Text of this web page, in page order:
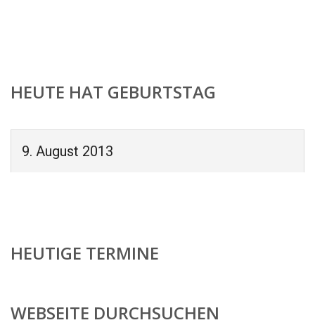
HEUTE HAT GEBURTSTAG
9. August 2013
HEUTIGE TERMINE
WEBSEITE DURCHSUCHEN